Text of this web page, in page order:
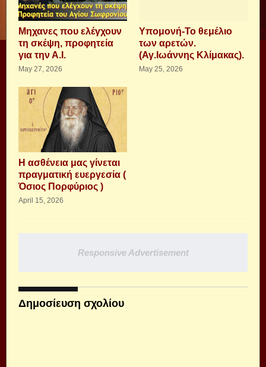
Μηχανες που ελέγχουν
τη σκέψη, προφητεία
για την Α.Ι.
May 27, 2026
Υπομονή-Το θεμέλιο
των αρετών.
(Αγ.Ιωάννης Κλίμακας).
May 25, 2026
Η ασθένεια μας γίνεται
πραγματική ευεργεσία (
Όσιος Πορφύριος )
April 15, 2026
Responsive Advertisement
Δημοσίευση σχολίου